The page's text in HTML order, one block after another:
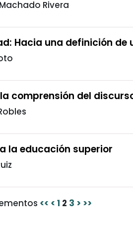
Rivera
Hacia una definición
comprensión del
la educación superior
<< < 1 2 3 > >>